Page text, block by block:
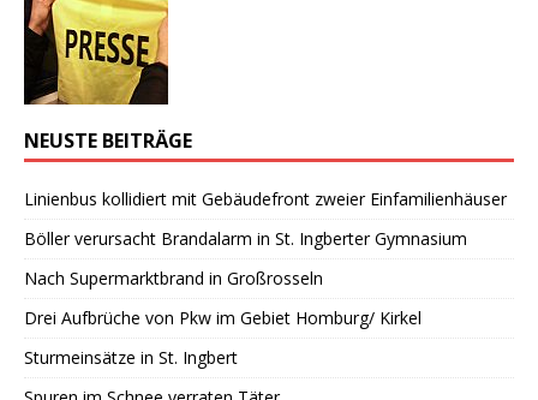
NEUSTE BEITRÄGE
Linienbus kollidiert mit Gebäudefront zweier Einfamilienhäuser
Böller verursacht Brandalarm in St. Ingberter Gymnasium
Nach Supermarktbrand in Großrosseln
Drei Aufbrüche von Pkw im Gebiet Homburg/ Kirkel
Sturmeinsätze in St. Ingbert